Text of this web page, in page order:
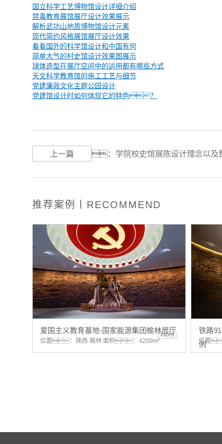
国立科学工艺博物馆设计详细介绍
禁毒教育展馆展厅设计效果展示
解析武功山地质博物馆设计元素
现代简约风格展馆展厅设计效果
看看国外的科学馆设计和中国有何
简单大气的村史馆设计效果图展示
球体造型在展厅空间中的运用都有哪些方式
天文科学教育馆的施工工艺与细节
党建廉政文化主题公园设计
党建馆设计时如何体现它的特色？
上一篇 ： 学院校史馆展陈设计理念以及
推荐案例丨RECOMMEND
爱国主义教育基地-国家能源集团榆林展厅
位置：陕西·榆林 面积：4200m²
more
铁路
例
位置